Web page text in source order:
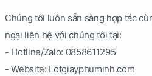
Chúng tôi luôn sẵn sàng hợp tác
ngại liên hệ với chúng tôi tại:
- Hotline/Zalo: 0858611295
- Website: Lotgiayphuminh.com